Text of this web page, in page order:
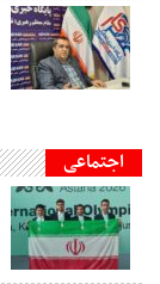
اجتماعی